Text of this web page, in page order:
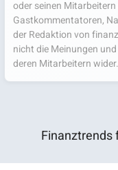
oder seinen
Gastkommentatoren,
der Redaktion von
nicht die Meinungen
deren Mitarbeitern wider.
Finanztrends